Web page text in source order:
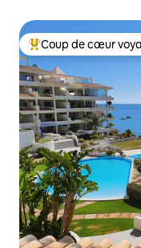
Coups de cœur
Coup de cœur